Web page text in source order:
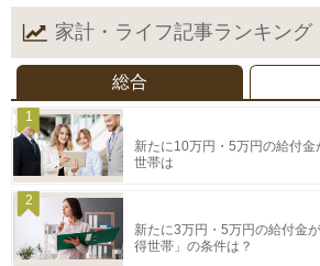
家計・ライフ記事ランキング
総合
1
新たに10万円・5万円の給付
世帯は
2
新たに3万円・5万円の給付金
得世帯」の条件は？